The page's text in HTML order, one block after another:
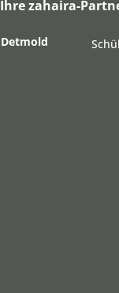
Ihre zahaira-
Detmold